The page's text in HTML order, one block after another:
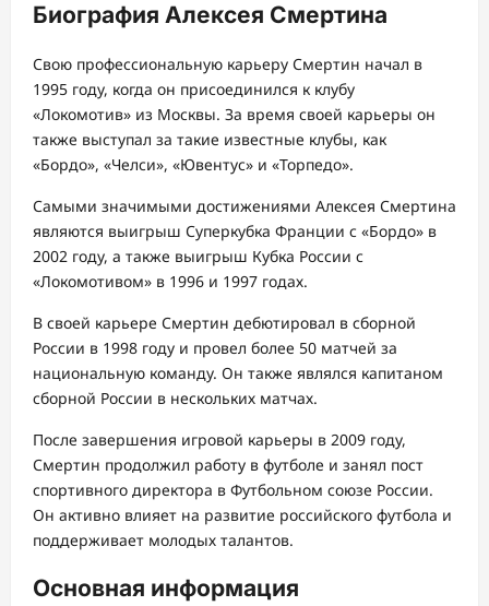
Биография Алексея Смертина
Свою профессиональную карьеру Смертин начал в
1995 году, когда он присоединился к клубу
«Локомотив» из Москвы. За время своей карьеры он
также выступал за такие известные клубы, как
«Бордо», «Челси», «Ювентус» и «Торпедо».
Самыми значимыми достижениями Алексея Смертина
являются выигрыш Суперкубка Франции с «Бордо» в
2002 году, а также выигрыш Кубка России с
«Локомотивом» в 1996 и 1997 годах.
В своей карьере Смертин дебютировал в сборной
России в 1998 году и провел более 50 матчей за
национальную команду. Он также являлся капитаном
сборной России в нескольких матчах.
После завершения игровой карьеры в 2009 году,
Смертин продолжил работу в футболе и занял пост
спортивного директора в Футбольном союзе России.
Он активно влияет на развитие российского футбола и
поддерживает молодых талантов.
Основная информация